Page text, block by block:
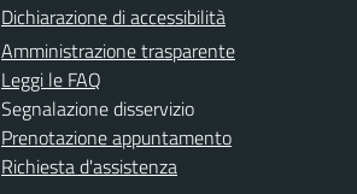
Dichiarazione di accessibilità
Amministrazione trasparente
Leggi le FAQ
Segnalazione disservizio
Prenotazione appuntamento
Richiesta d'assistenza